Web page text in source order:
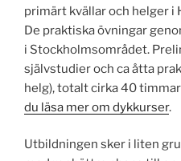
primärt kvällar och helger i
De praktiska övningar
i Stockholms­området.
självstudier och ca åtta
helg), totalt cirka 40
du läsa mer om dykkurser.
Utbildningen sker i liten